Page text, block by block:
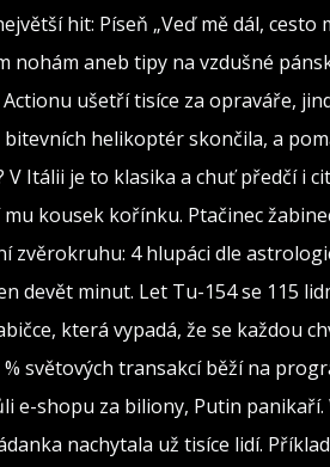
hit: Píseň „Veď mě dál,
nohám aneb tipy na vzdušné
Actionu ušetří tisíce za opraváře,
bitevních helikoptér skončila, a
V Itálii je to klasika a chuť předčí i
mu kousek kořínku. Ptačinec
zvěrokruhu: 4 hlupáci dle
devět minut. Let Tu-154 se 115
která vypadá, že se každou
% světových transakcí běží na
e-shopu za biliony, Putin
nachytala už tisíce lidí.